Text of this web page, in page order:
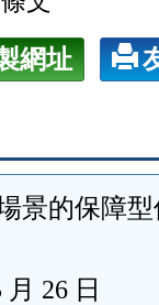
網址
景的保障
26 日